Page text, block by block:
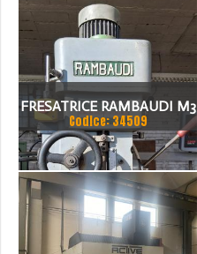
FRESATRICE RAMBAUDI M3
Codice: 34509